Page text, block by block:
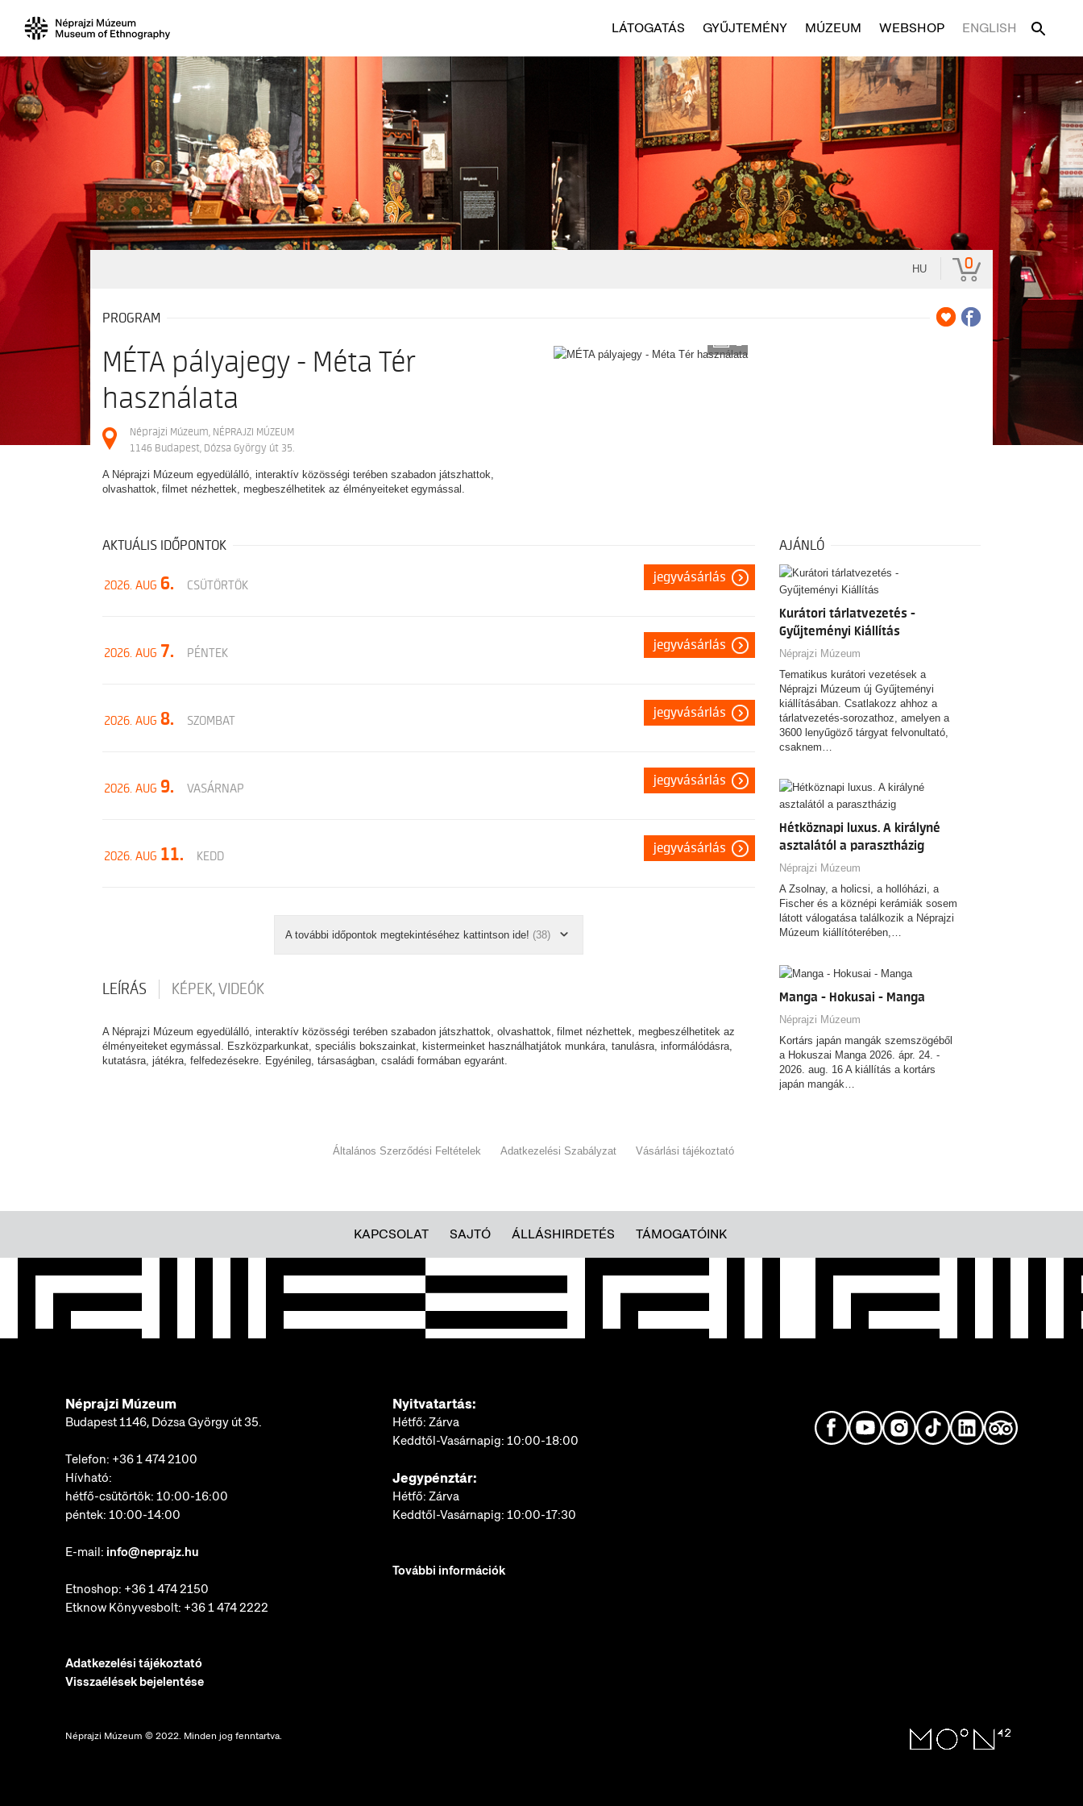
LÁTOGATÁS GYŰJTEMÉNY MÚZEUM WEBSHOP ENGLISH
HU 0
PROGRAM
2
MÉTA pályajegy - Méta Tér
használata
Néprajzi Múzeum, NÉPRAJZI MÚZEUM
1146 Budapest, Dózsa György út 35.
A Néprajzi Múzeum egyedülálló, interaktív közösségi terében szabadon játszhattok,
olvashattok, filmet nézhettek, megbeszélhetitek az élményeiteket egymással.
AKTUÁLIS IDŐPONTOK
2026. AUG 6. CSÜTÖRTÖK
jegyvásárlás
2026. AUG 7. PÉNTEK
jegyvásárlás
2026. AUG 8. SZOMBAT
jegyvásárlás
2026. AUG 9. VASÁRNAP
jegyvásárlás
2026. AUG 11. KEDD
jegyvásárlás
A további időpontok megtekintéséhez kattintson ide! (38)
LEÍRÁS KÉPEK, VIDEÓK
A Néprajzi Múzeum egyedülálló, interaktív közösségi terében szabadon játszhattok, olvashattok, filmet nézhettek, megbeszélhetitek az
élményeiteket egymással. Eszközparkunkat, speciális bokszainkat, kistermeinket használhatjátok munkára, tanulásra, informálódásra,
kutatásra, játékra, felfedezésekre. Egyénileg, társaságban, családi formában egyaránt.
AJÁNLÓ
Kurátori tárlatvezetés -
Gyűjteményi Kiállítás
Néprajzi Múzeum
Tematikus kurátori vezetések a
Néprajzi Múzeum új Gyűjteményi
kiállításában. Csatlakozz ahhoz a
tárlatvezetés-sorozathoz, amelyen a
3600 lenyűgöző tárgyat felvonultató,
csaknem…
Hétköznapi luxus. A királyné
asztalától a parasztházig
Néprajzi Múzeum
A Zsolnay, a holicsi, a hollóházi, a
Fischer és a köznépi kerámiák sosem
látott válogatása találkozik a Néprajzi
Múzeum kiállítóterében,…
Manga - Hokusai - Manga
Néprajzi Múzeum
Kortárs japán mangák szemszögéből
a Hokuszai Manga 2026. ápr. 24. -
2026. aug. 16 A kiállítás a kortárs
japán mangák…
Általános Szerződési Feltételek Adatkezelési Szabályzat Vásárlási tájékoztató
KAPCSOLAT SAJTÓ ÁLLÁSHIRDETÉS TÁMOGATÓINK
Néprajzi Múzeum
Budapest 1146, Dózsa György út 35.
Telefon: +36 1 474 2100
Hívható:
hétfő-csütörtök: 10:00-16:00
péntek: 10:00-14:00
E-mail: info@neprajz.hu
Etnoshop: +36 1 474 2150
Etknow Könyvesbolt: +36 1 474 2222
Adatkezelési tájékoztató
Visszaélések bejelentése
Nyitvatartás:
Hétfő: Zárva
Keddtől-Vasárnapig: 10:00-18:00
Jegypénztár:
Hétfő: Zárva
Keddtől-Vasárnapig: 10:00-17:30
További információk
Néprajzi Múzeum © 2022. Minden jog fenntartva.